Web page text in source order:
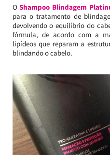
OShampoo Blindagem
para o tratamento de
devolvendo o equilíbrio do
fórmula, de acordo com a
lipídeos que reparam a
blindando o cabelo.